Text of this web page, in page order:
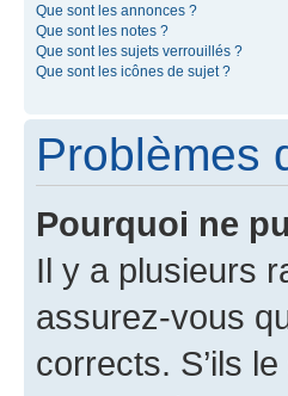
Que sont les annonces ?
Que sont les notes ?
Que sont les sujets verrouillés ?
Que sont les icônes de sujet ?
Problèmes
Pourquoi ne
Il y a plusieurs
assurez-vous
corrects. S’ils